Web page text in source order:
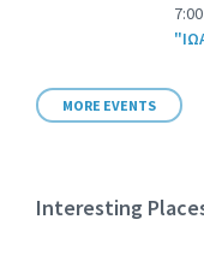
MORE EVENTS
Interesting